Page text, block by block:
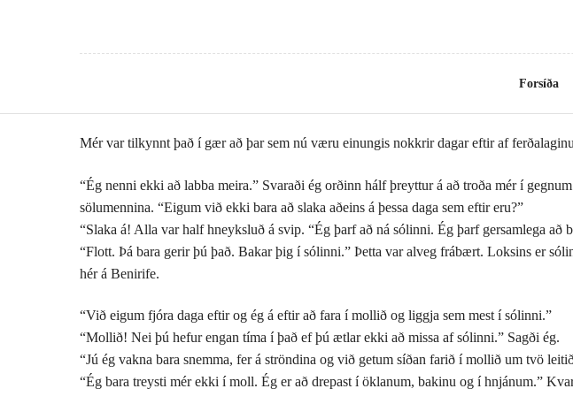
Forsíða
Mér var tilkynnt það í gær að þar sem nú væru einungis nokkrir dagar eftir af
“Ég nenni ekki að labba meira.” Svaraði ég orðinn hálf þreyttur á að troða mér í
sölumennina. “Eigum við ekki bara að slaka aðeins á þessa daga sem eftir eru?”
“Slaka á! Alla var half hneyksluð á svip. “Ég þarf að ná sólinni. Ég þarf gersamlega að
“Flott. Þá bara gerir þú það. Bakar þig í sólinni.” Þetta var alveg frábært. Loksins er
hér á Benirife.
“Við eigum fjóra daga eftir og ég á eftir að fara í mollið og liggja sem mest í sólinni.”
“Mollið! Nei þú hefur engan tíma í það ef þú ætlar ekki að missa af sólinni.” Sagði ég.
“Jú ég vakna bara snemma, fer á ströndina og við getum síðan farið í mollið um tvö
“Ég bara treysti mér ekki í moll. Ég er að drepast í öklanum, bakinu og í hnjánum.”